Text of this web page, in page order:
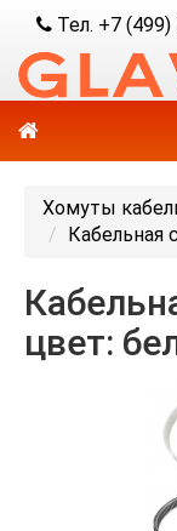
Тел. +7
Хомуты
Кабельная
цвет: